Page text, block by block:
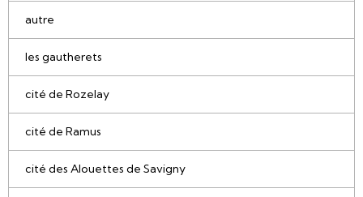
autre
les gautherets
cité de Rozelay
cité de Ramus
cité des Alouettes de Savigny